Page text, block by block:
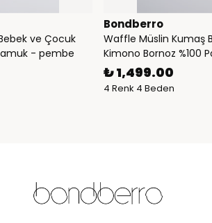
ve Çocuk
- pembe
Bondberro
Waffle Müslin Kumaş
Kimono Bornoz %100
₺ 1,499.00
4 Renk 4 Beden